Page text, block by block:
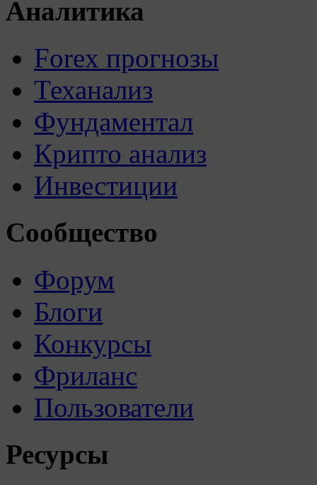
Аналитика
Forex прогнозы
Теханализ
Фундаментал
Крипто анализ
Инвестиции
Сообщество
Форум
Блоги
Конкурсы
Фриланс
Пользователи
Ресурсы